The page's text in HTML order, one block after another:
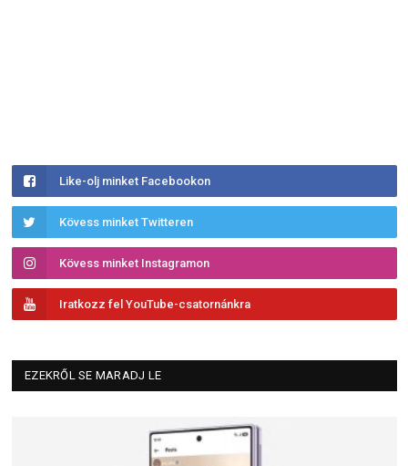
Like-olj minket Facebookon
Kövess minket Twitteren
Kövess minket Instagramon
Iratkozz fel YouTube-csatornánkra
EZEKRŐL SE MARADJ LE